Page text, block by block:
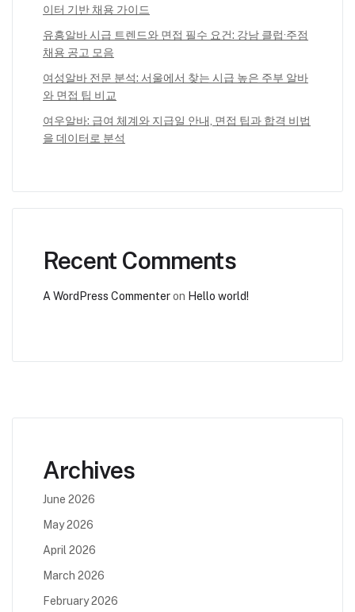
이터 기반 채용 가이드
유흥알바 시급 트렌드와 면접 필수 요건: 강남 클럽·주점
채용 공고 모음
여성알바 전문 분석: 서울에서 찾는 시급 높은 주부 알바
와 면접 팁 비교
여우알바: 급여 체계와 지급일 안내, 면접 팁과 합격 비법
을 데이터로 분석
Recent Comments
A WordPress Commenteron Hello world!
Archives
June 2026
May 2026
April 2026
March 2026
February 2026